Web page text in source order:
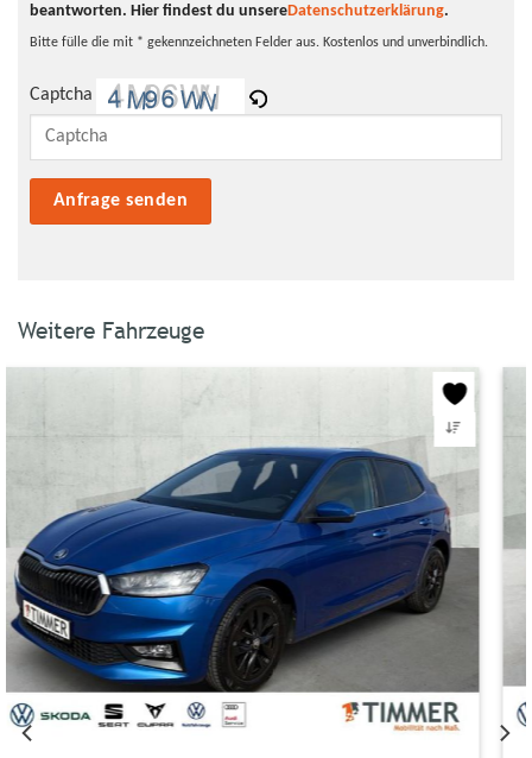
beantworten. Hier findest du unsereDatenschutzerklärung.
Bitte fülle die mit * gekennzeichneten Felder aus. Kostenlos und unverbindlich.
Bitte lasse dieses Feld leer.
Captcha
Weitere Fahrzeuge